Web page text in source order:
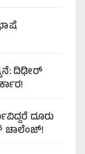
ದಿಢೀರ್
ದೂರು
ಚಾಲೆಂಜ್!